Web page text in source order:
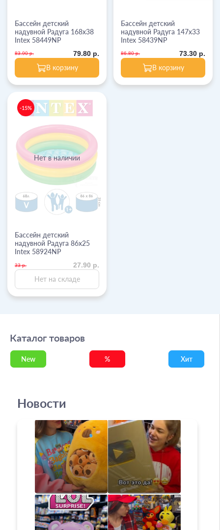
Бассейн детский
надувной Радуга 168х38
Intex 58449NP
83.90 р. 79.80 р.
В корзину
Бассейн детский
надувной Радуга 147х33
Intex 58439NP
86.80 р. 73.30 р.
В корзину
Нет в наличии
-15%
Бассейн детский
надувной Радуга 86х25
Intex 58924NP
33 р. 27.90 р.
Нет на складе
Каталог товаров
New % Хит
Новости